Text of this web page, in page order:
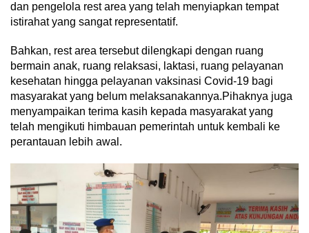
dan pengelola rest area yang telah menyiapkan tempat
istirahat yang sangat representatif.
Bahkan, rest area tersebut dilengkapi dengan ruang
bermain anak, ruang relaksasi, laktasi, ruang pelayanan
kesehatan hingga pelayanan vaksinasi Covid-19 bagi
masyarakat yang belum melaksanakannya.Pihaknya juga
menyampaikan terima kasih kepada masyarakat yang
telah mengikuti himbauan pemerintah untuk kembali ke
perantauan lebih awal.